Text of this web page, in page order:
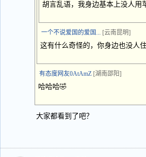
胡言乱语，我身边基本上没人用
一个不说爱国的爱国... [云南昆明]
这有什么奇怪的，你身边也没人
有态度网友0AtAmZ [湖南邵阳]
哈哈哈🤣
大家都看到了吧？